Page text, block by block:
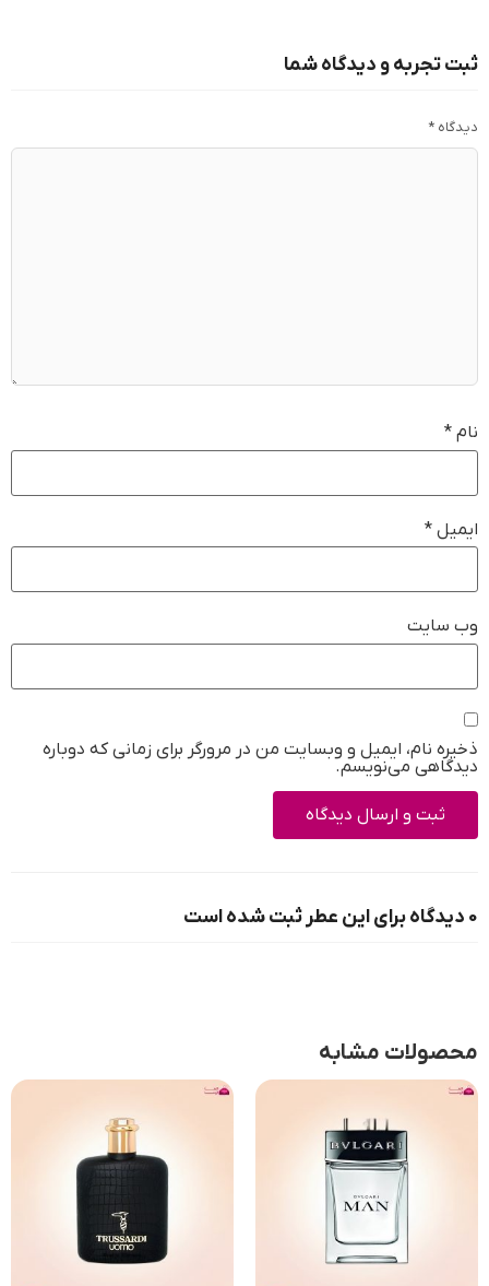
ثبت تجربه و دیدگاه شما
دیدگاه *
نام *
ایمیل *
وب‌ سایت
ذخیره نام، ایمیل و وبسایت من در مرورگر برای زمانی که دوباره
دیدگاهی می‌نویسم.
0 دیدگاه برای این عطر ثبت شده است
محصولات مشابه